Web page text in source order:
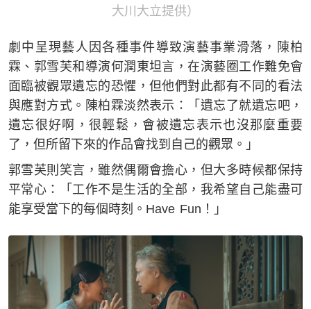
大川大立提供）
劇中呈現藝人因各種事件導致演藝事業滑落，陳柏
霖、郭雪芙和導演何潤東坦言，在演藝圈工作難免會
面臨被觀眾遺忘的恐懼，但他們對此都有不同的看法
與應對方式。陳柏霖淡然表示：「遺忘了就遺忘吧，
遺忘很好啊，很輕鬆，會被遺忘表示也沒那麼重要
了，但所留下來的作品會找到自己的觀眾。」
郭雪芙則笑言，雖然偶爾會擔心，但大多時候都保持
平常心：「工作不是生活的全部，我希望自己能盡可
能享受當下的每個時刻。Have Fun！」